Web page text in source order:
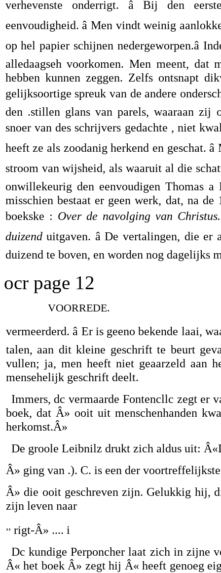
verhevenste onderrigt. â Bij den
eenvoudigheid. â Men vindt weinig
op hel papier schijnen nedergeworpen.â
alledaagseh voorkomen. Men meent,
hebben kunnen zeggen. Zelfs ontsnapt
gelijksoortige spreuk van de andere
den .stillen glans van parels, waaraan zij
snoer van des schrijvers gedachte , niet
heeft ze als zoodanig herkend en geschat.
stroom van wijsheid, als waaruit al die
onwillekeurig den eenvoudigen Thomas
misschien bestaat er geen werk, dat, na
boekske : Over de navolging van Christus.
duizenduitgaven. â De vertalingen, die
duizend te boven, en worden nog dagelijks
ocr page 12
VOORREDE.
vermeerderd. â Er is geeno bekende laai,
talen, aan dit kleine geschrift te beurt
vullen; ja, men heeft niet geaarzeld aan
mensehelijk geschrift deelt.
Immers, dc vermaarde Fontencllc zegt er
boek, dat Â» ooit uit menschenhanden
herkomst.Â»
De groole Leibnilz drukt zich aldus uit:
Â» ging van .). C. is een der
Â» die ooit geschreven zijn. Gelukkig hij,
zijn leven naar
,, rigt-Â» .... i
Dc kundige Perponcher laat zich in zijne
Â« het boek Â» zegt hij Â« heeft genoeg